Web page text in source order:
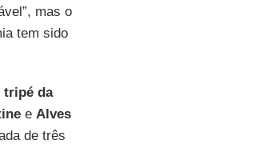
mas o
tem sido
tripé da
e Alves
de três